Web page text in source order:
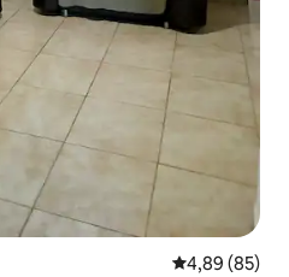
4,89 de uma
4,89 (85)